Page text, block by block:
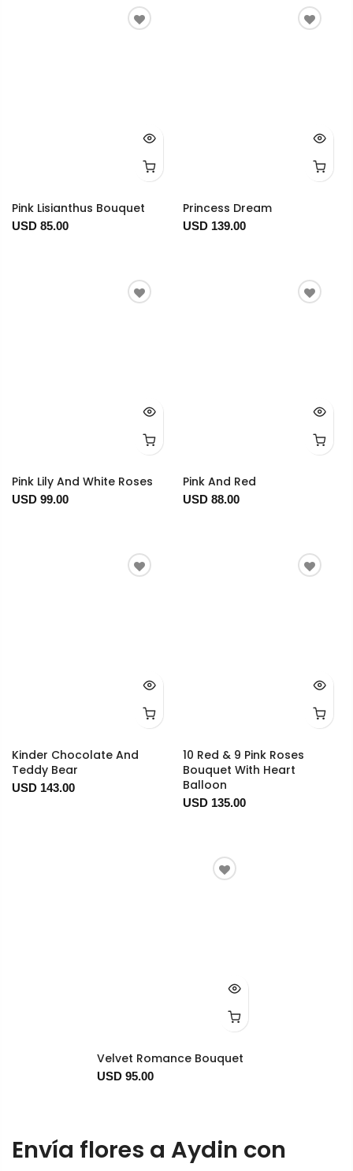
Pink Lisianthus Bouquet
USD 85.00
Princess Dream
USD 139.00
Pink Lily And White Roses
USD 99.00
Pink And Red
USD 88.00
Kinder Chocolate And
Teddy Bear
USD 143.00
10 Red & 9 Pink Roses
Bouquet With Heart
Balloon
USD 135.00
Velvet Romance Bouquet
USD 95.00
Envía flores a Aydin con